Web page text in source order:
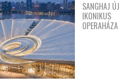
SANGHAJ ÚJ
IKONIKUS
OPERAHÁZA